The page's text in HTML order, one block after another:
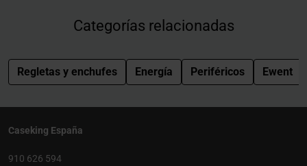
Categorías relacionadas
Regletas y enchufes Energía Periféricos Ewent
Caseking España
910 626 594